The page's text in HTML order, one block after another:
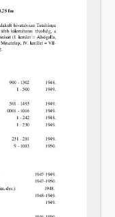
1896 - 2004
utalt iratok, 1895 - 2014
1990 - 2012